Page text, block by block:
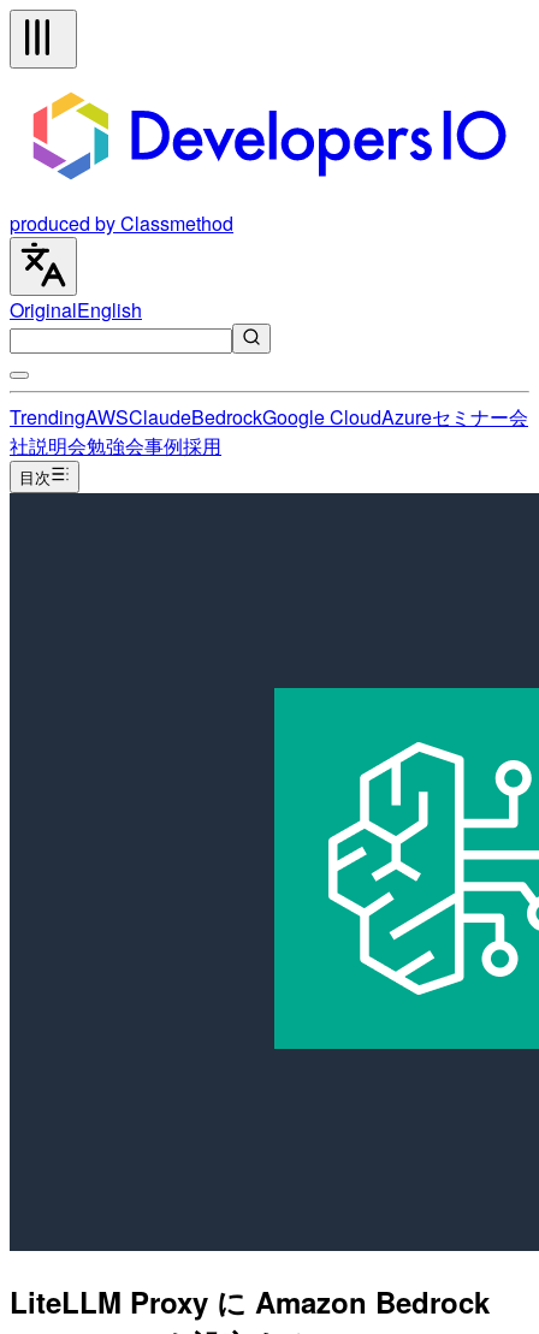
produced by Classmethod
OriginalEnglish
TrendingAWSClaudeBedrockGoogle CloudAzureセミナー会
社説明会勉強会事例採用
目次
LiteLLM Proxy に Amazon Bedrock